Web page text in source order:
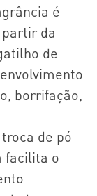
é
da
de
borrifação,
de pó
facilita o